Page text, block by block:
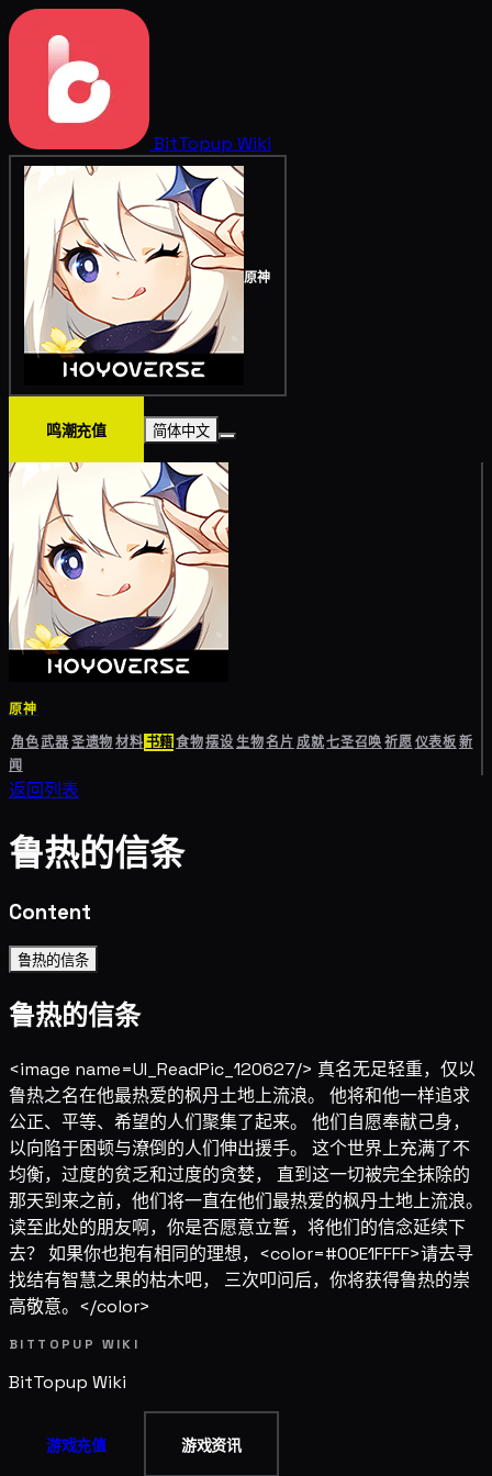
BitTopup Wiki
原神
鸣潮充值 简体中文
原神
角色武器圣遗物材料书籍食物摆设生物名片成就七圣召唤祈愿仪表板新
闻
返回列表
鲁热的信条
Content
鲁热的信条
鲁热的信条
<image name=UI_ReadPic_120627/> 真名无足轻重，仅以
鲁热之名在他最热爱的枫丹土地上流浪。 他将和他一样追求
公正、平等、希望的人们聚集了起来。 他们自愿奉献己身，
以向陷于困顿与潦倒的人们伸出援手。 这个世界上充满了不
均衡，过度的贫乏和过度的贪婪， 直到这一切被完全抹除的
那天到来之前，他们将一直在他们最热爱的枫丹土地上流浪。
读至此处的朋友啊，你是否愿意立誓，将他们的信念延续下
去？ 如果你也抱有相同的理想，<color=#00E1FFFF>请去寻
找结有智慧之果的枯木吧， 三次叩问后，你将获得鲁热的崇
高敬意。</color>
BITTOPUP WIKI
BitTopup Wiki
游戏充值 游戏资讯